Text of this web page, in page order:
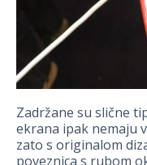
Zadržane su slične
ekrana ipak nemaju
zato s originalom
poveznica s rubom